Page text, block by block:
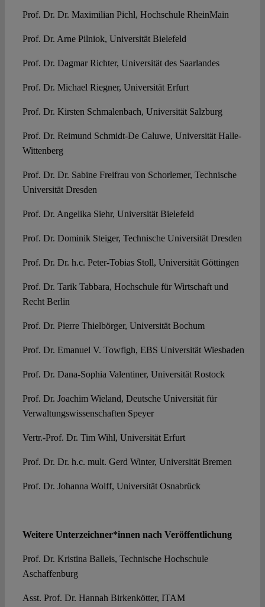
Prof. Dr. Dr. Maximilian Pichl, Hochschule RheinMain
Prof. Dr. Arne Pilniok, Universität Bielefeld
Prof. Dr. Dagmar Richter, Universität des Saarlandes
Prof. Dr. Michael Riegner, Universität Erfurt
Prof. Dr. Kirsten Schmalenbach, Universität Salzburg
Prof. Dr. Reimund Schmidt-De Caluwe, Universität Halle-
Wittenberg
Prof. Dr. Dr. Sabine Freifrau von Schorlemer, Technische
Universität Dresden
Prof. Dr. Angelika Siehr, Universität Bielefeld
Prof. Dr. Dominik Steiger, Technische Universität Dresden
Prof. Dr. Dr. h.c. Peter-Tobias Stoll, Universität Göttingen
Prof. Dr. Tarik Tabbara, Hochschule für Wirtschaft und
Recht Berlin
Prof. Dr. Pierre Thielbörger, Universität Bochum
Prof. Dr. Emanuel V. Towfigh, EBS Universität Wiesbaden
Prof. Dr. Dana-Sophia Valentiner, Universität Rostock
Prof. Dr. Joachim Wieland, Deutsche Universität für
Verwaltungswissenschaften Speyer
Vertr.-Prof. Dr. Tim Wihl, Universität Erfurt
Prof. Dr. Dr. h.c. mult. Gerd Winter, Universität Bremen
Prof. Dr. Johanna Wolff, Universität Osnabrück
Weitere Unterzeichner*innen nach Veröffentlichung
Prof. Dr. Kristina Balleis, Technische Hochschule
Aschaffenburg
Asst. Prof. Dr. Hannah Birkenkötter, ITAM